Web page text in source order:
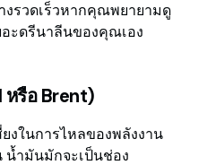
งรวดเร็วหากคุณพยายามดู
ะดรีนาลีนของคุณเอง
หรือ Brent)
งในการไหลของพลังงาน
น้ำมันมักจะเป็นช่อง